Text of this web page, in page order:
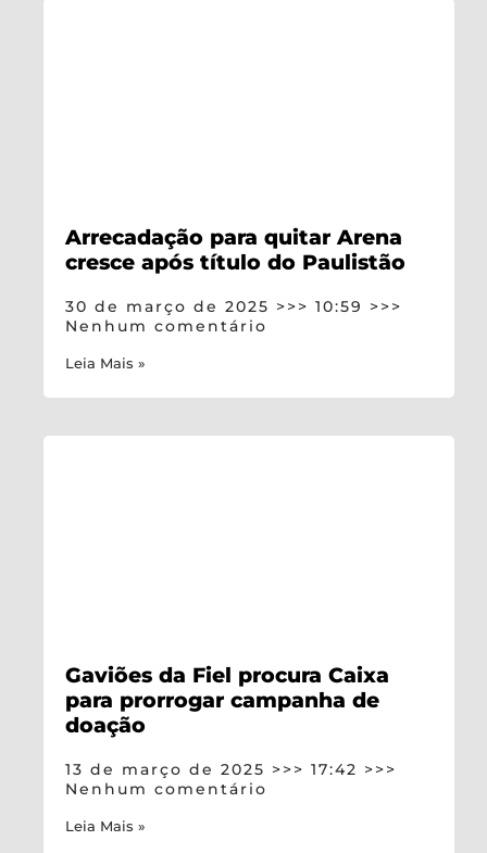
Arrecadação para quitar Arena
cresce após título do Paulistão
30 de março de 2025
10:59
Nenhum comentário
Leia Mais »
Gaviões da Fiel procura Caixa
para prorrogar campanha de
doação
13 de março de 2025
17:42
Nenhum comentário
Leia Mais »